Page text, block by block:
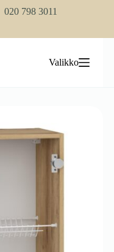
020 798 3011
Valikko